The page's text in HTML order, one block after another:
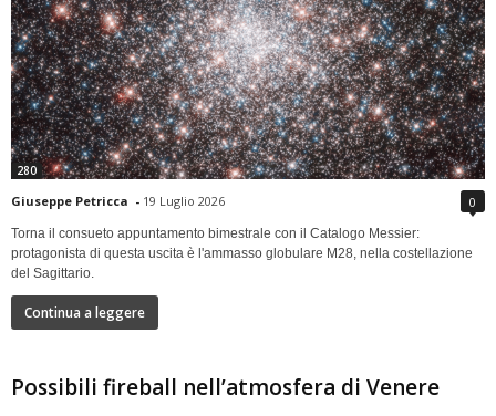
280
Giuseppe Petricca - 19 Luglio 2026 0
Torna il consueto appuntamento bimestrale con il Catalogo Messier:
protagonista di questa uscita è l'ammasso globulare M28, nella costellazione
del Sagittario.
Continua a leggere
Possibili fireball nell’atmosfera di Venere